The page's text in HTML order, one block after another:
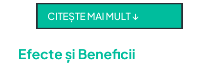
CITEȘTE MAI MULT ↓
Efecte și Beneficii